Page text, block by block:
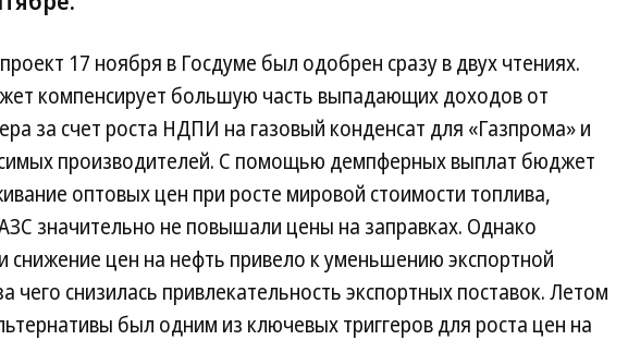
17 ноября в Госдуме был одобрен сразу в двух чтениях.
компенсирует большую часть выпадающих доходов от
за счет роста НДПИ на газовый конденсат для «Газпрома» и
производителей. С помощью демпферных выплат бюджет
оптовых цен при росте мировой стоимости топлива,
значительно не повышали цены на заправках. Однако
снижение цен на нефть привело к уменьшению экспортной
чего снизилась привлекательность экспортных поставок. Летом
был одним из ключевых триггеров для роста цен на